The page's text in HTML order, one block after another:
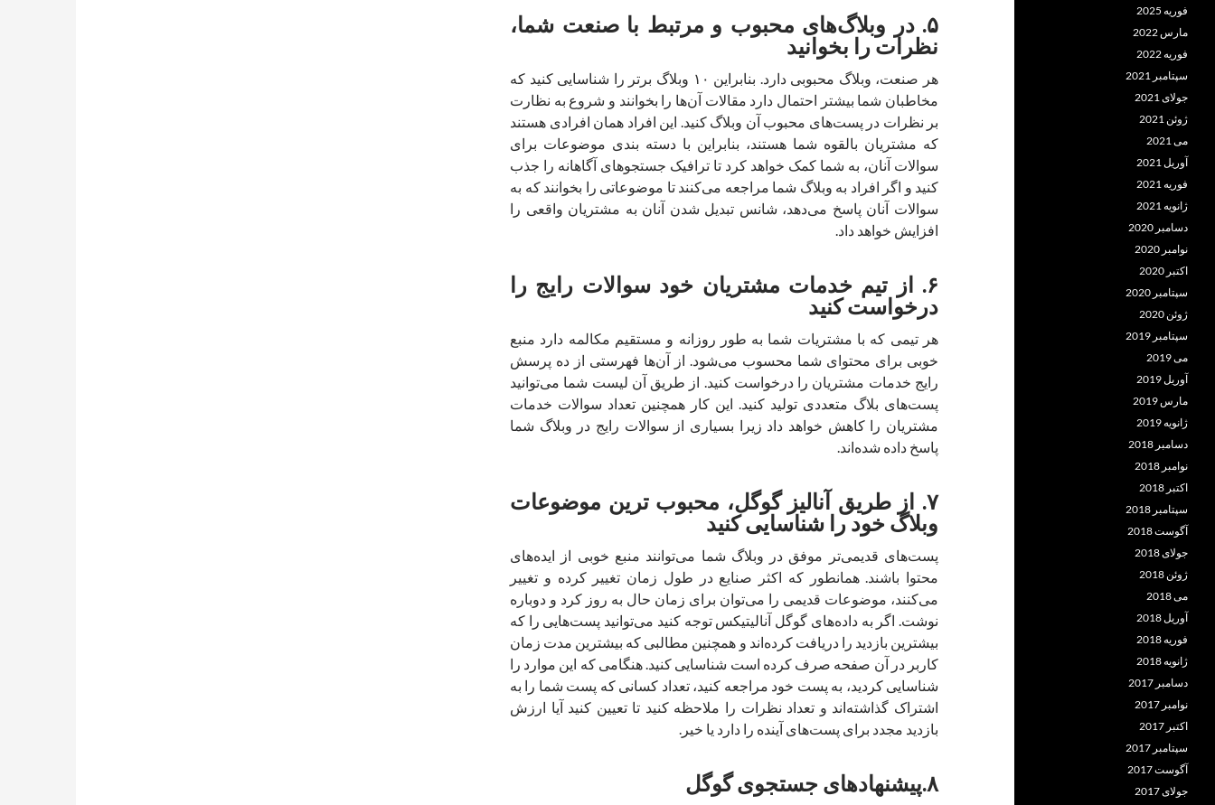
۵. در وبلاگ‌های محبوب و مرتبط با صنعت شما،
نظرات را بخوانید
هر صنعت، وبلاگ محبوبی دارد. بنابراین ۱۰ وبلاگ برتر را شناسایی کنید که
مخاطبان شما بیشتر احتمال دارد مقالات آن‌ها را بخوانند و شروع به نظارت
بر نظرات در پست‌های محبوب آن وبلاگ کنید. این افراد همان افرادی هستند
که مشتریان بالقوه شما هستند، بنابراین با دسته بندی موضوعات برای
سوالات آنان، به شما کمک خواهد کرد تا ترافیک جستجوهای آگاهانه را جذب
کنید و اگر افراد به وبلاگ شما مراجعه می‌کنند تا موضوعاتی را بخوانند که به
سوالات آنان پاسخ می‌دهد، شانس تبدیل شدن آنان به مشتریان واقعی را
افزایش خواهد داد.
۶. از تیم خدمات مشتریان خود سوالات رایج را
درخواست کنید
هر تیمی که با مشتریات شما به طور روزانه و مستقیم مکالمه دارد منبع
خوبی برای محتوای شما محسوب می‌شود. از آن‌ها فهرستی از ده پرسش
رایج خدمات مشتریان را درخواست کنید. از طریق آن لیست شما می‌توانید
پست‌های بلاگ متعددی تولید کنید. این کار همچنین تعداد سوالات خدمات
مشتریان را کاهش خواهد داد زیرا بسیاری از سوالات رایج در وبلاگ شما
پاسخ داده شده‌اند.
۷. از طریق آنالیز گوگل، محبوب ترین موضوعات
وبلاگ خود را شناسایی کنید
پست‌های قدیمی‌تر موفق در وبلاگ شما می‌توانند منبع خوبی از ایده‌های
محتوا باشند. همانطور که اکثر صنایع در طول زمان تغییر کرده و تغییر
می‌کنند، موضوعات قدیمی را می‌توان برای زمان حال به روز کرد و دوباره
نوشت. اگر به داده‌های گوگل آنالیتیکس توجه کنید می‌توانید پست‌هایی را که
بیشترین بازدید را دریافت کرده‌اند و همچنین مطالبی که بیشترین مدت زمان
کاربر در آن صفحه صرف کرده است شناسایی کنید. هنگامی که این‌ موارد را
شناسایی کردید، به پست خود مراجعه کنید، تعداد کسانی که پست شما را به
اشتراک گذاشته‌اند و تعداد نظرات را ملاحظه کنید تا تعیین کنید آیا ارزش
بازدید مجدد برای پست‌های آینده را دارد یا خیر.
۸.پیشنهادهای جستجوی گوگل
فوریه 2025
مارس 2022
فوریه 2022
سپتامبر 2021
جولای 2021
ژوئن 2021
می 2021
آوریل 2021
فوریه 2021
ژانویه 2021
دسامبر 2020
نوامبر 2020
اکتبر 2020
سپتامبر 2020
ژوئن 2020
سپتامبر 2019
می 2019
آوریل 2019
مارس 2019
ژانویه 2019
دسامبر 2018
نوامبر 2018
اکتبر 2018
سپتامبر 2018
آگوست 2018
جولای 2018
ژوئن 2018
می 2018
آوریل 2018
فوریه 2018
ژانویه 2018
دسامبر 2017
نوامبر 2017
اکتبر 2017
سپتامبر 2017
آگوست 2017
جولای 2017